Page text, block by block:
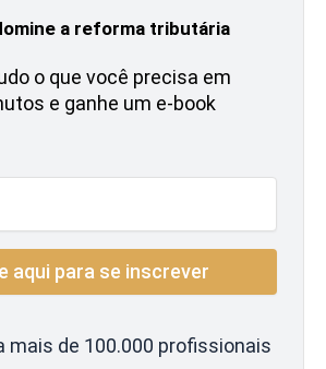
a reforma tributária
o que você precisa em
e ganhe um e-book
mais de 100.000 profissionais